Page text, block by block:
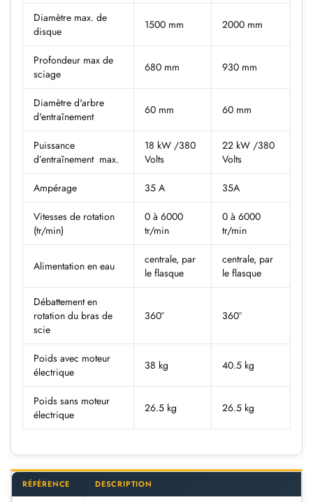
Diamètre max. de
disque
1500 mm 2000 mm
Profondeur max de
sciage
680 mm 930 mm
Diamètre d'arbre
d'entraînement
60 mm 60 mm
Puissance
d’entraînement max.
18 kW /380
Volts
22 kW /380
Volts
Ampérage 35 A 35A
Vitesses de rotation
(tr/min)
0 à 6000
tr/min
0 à 6000
tr/min
Alimentation en eau
centrale, par
le flasque
centrale, par
le flasque
Débattement en
rotation du bras de
scie
360° 360°
Poids avec moteur
électrique
38 kg 40.5 kg
Poids sans moteur
électrique
26.5 kg 26.5 kg
RÉFÉRENCE DESCRIPTION